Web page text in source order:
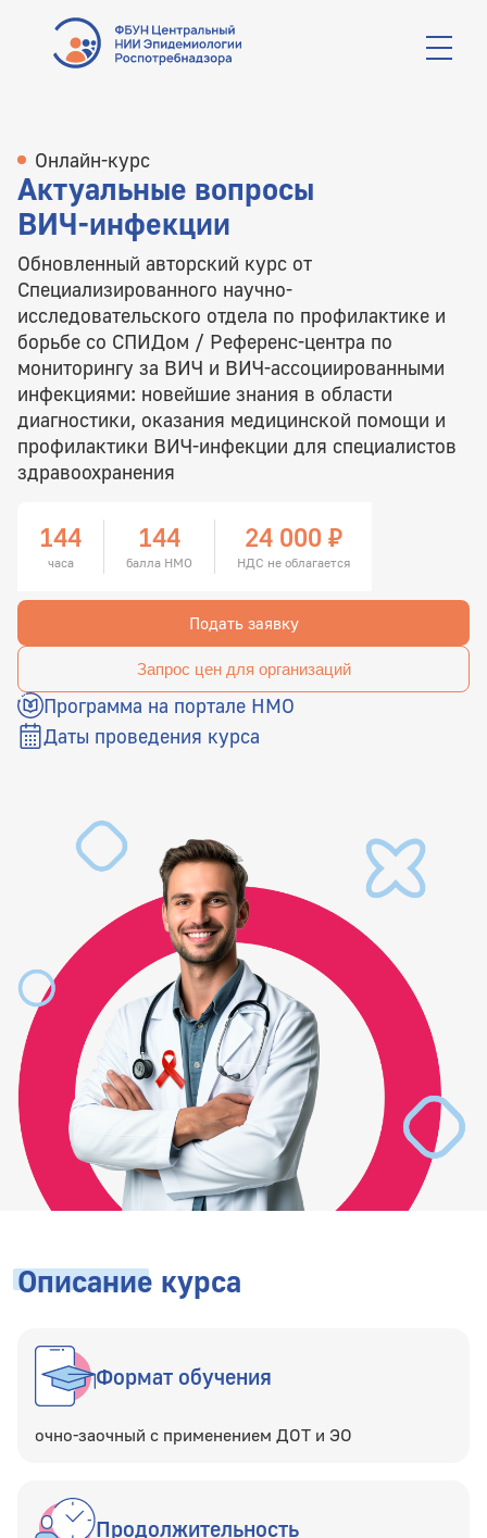
Онлайн-курс
Актуальные вопросы
ВИЧ-инфекции
Обновленный авторский курс от
Специализированного научно-
исследовательского отдела по профилактике и
борьбе со СПИДом / Референс-центра по
мониторингу за ВИЧ и ВИЧ-ассоциированными
инфекциями: новейшие знания в области
диагностики, оказания медицинской помощи и
профилактики ВИЧ-инфекции для специалистов
здравоохранения
144
часа
144
балла НМО
24 000 ₽
НДС не облагается
Подать заявку
Запрос цен для организаций
Программа на портале НМО
Даты проведения курса
Описание курса
Формат обучения
очно-заочный с применением ДОТ и ЭО
Продолжительность